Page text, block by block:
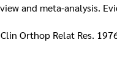
and meta-analysis.
Orthop Relat Res.